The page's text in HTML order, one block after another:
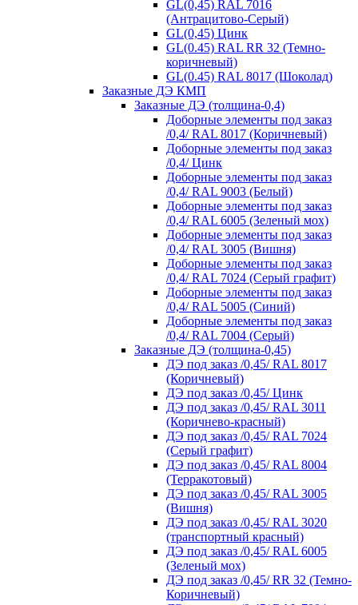
GL(0,45) RAL 7016
(Антрацитово-Серый)
GL(0,45) Цинк
GL(0.45) RAL RR 32 (Темно-
коричневый)
GL(0.45) RAL 8017 (Шоколад)
Заказные ДЭ КМП
Заказные ДЭ (толщина-0,4)
Доборные элементы под заказ
/0,4/ RAL 8017 (Коричневый)
Доборные элементы под заказ
/0,4/ Цинк
Доборные элементы под заказ
/0,4/ RAL 9003 (Белый)
Доборные элементы под заказ
/0,4/ RAL 6005 (Зеленый мох)
Доборные элементы под заказ
/0,4/ RAL 3005 (Вишня)
Доборные элементы под заказ
/0,4/ RAL 7024 (Серый графит)
Доборные элементы под заказ
/0,4/ RAL 5005 (Синий)
Доборные элементы под заказ
/0,4/ RAL 7004 (Серый)
Заказные ДЭ (толщина-0,45)
ДЭ под заказ /0,45/ RAL 8017
(Коричневый)
ДЭ под заказ /0,45/ Цинк
ДЭ под заказ /0,45/ RAL 3011
(Коричнево-красный)
ДЭ под заказ /0,45/ RAL 7024
(Серый графит)
ДЭ под заказ /0,45/ RAL 8004
(Терракотовый)
ДЭ под заказ /0,45/ RAL 3005
(Вишня)
ДЭ под заказ /0,45/ RAL 3020
(транспортный красный)
ДЭ под заказ /0,45/ RAL 6005
(Зеленый мох)
ДЭ под заказ /0,45/ RR 32 (Темно-
Коричневый)